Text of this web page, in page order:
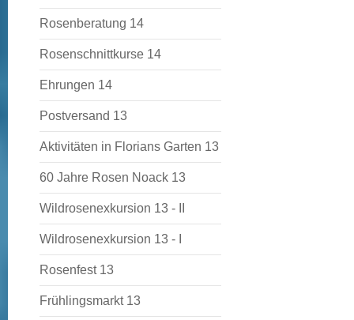
Rosenberatung 14
Rosenschnittkurse 14
Ehrungen 14
Postversand 13
Aktivitäten in Florians Garten 13
60 Jahre Rosen Noack 13
Wildrosenexkursion 13 - II
Wildrosenexkursion 13 - I
Rosenfest 13
Frühlingsmarkt 13